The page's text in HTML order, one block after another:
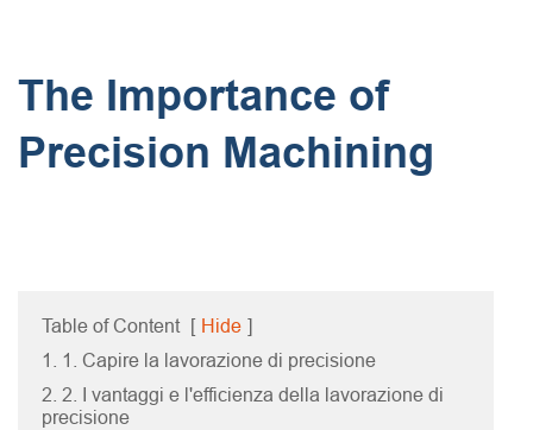
The Importance of
Precision Machining
Table of Content [ Hide ]
1. 1. Capire la lavorazione di precisione
2. 2. I vantaggi e l'efficienza della lavorazione di
precisione